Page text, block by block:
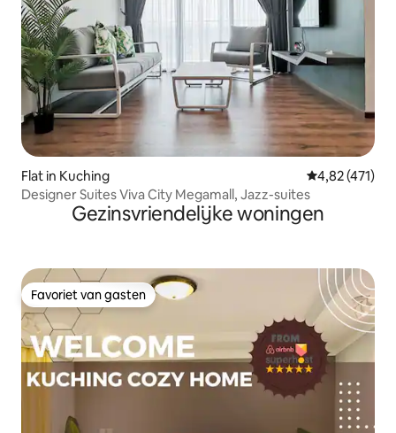
Flat in Kuching Gemiddelde
4,82 (471)
Designer Suites Viva City Megamall, Jazz-suites
Gezinsvriendelijke woningen
Favoriet van gasten
Favoriet van gasten